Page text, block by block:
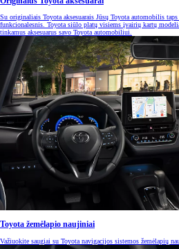
Su originaliais Toyota aksesuarais Jūsų Toyota automobilis
funkcionalesnis. Toyota siūlo platų visiems įvairių kartų
tinkamus aksesuarus savo Toyota automobiliui.
Toyota žemėlapio naujiniai
Važiuokite saugiai su Toyota navigacijos sistemos žemėlapių